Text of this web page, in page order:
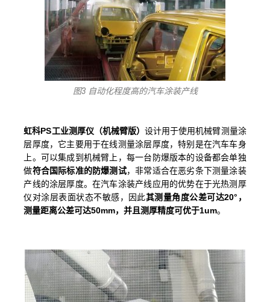
图3 自动化程度高的汽车涂装产线
虹科PS工业测厚仪（机械臂版）设计用于使用机械臂测量涂
层厚度，它主要用于在线测量涂层厚度，特别是在汽车车身
上。可以集成到机械臂上，每一台防爆版本的设备都会单独
做符合国际标准的防爆测试，非常适合在恶劣条下测量涂装
产线的涂层厚度。在汽车涂装产线应用的优势在于光热测厚
仪对涂层表面状态不敏感，因此其测量角度公差可达20°，
测量距离公差可达50mm，并且测厚精度可优于1um。